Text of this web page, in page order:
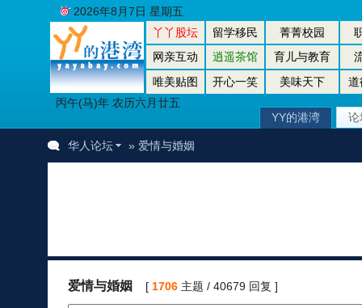
丫丫股坛 留学移民 菁菁校园
网亲互动
逍遥茶馆 育儿与教育
唯美贴图
开心一笑 美味天下
道
丙午(马)年 农历六月廿五
2026年8月7日 星期五
YY的港湾 论
华人论坛 » 爱情与婚姻
爱情与婚姻 [ 1706主题 / 40679 回复 ]